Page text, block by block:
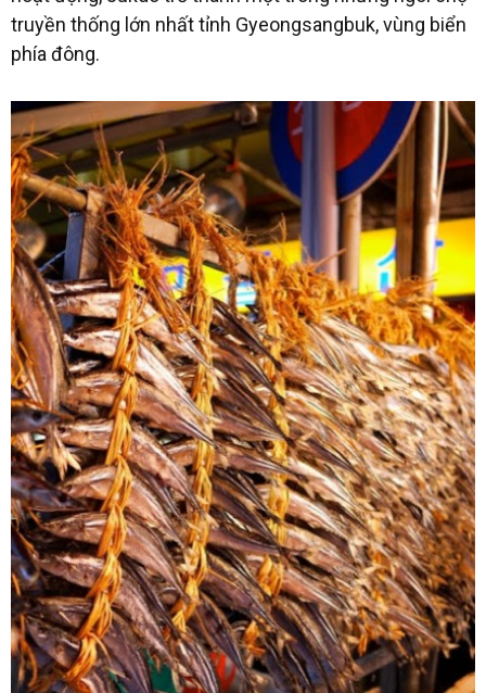
truyền thống lớn nhất tỉnh Gyeongsangbuk, vùng biển
phía đông.